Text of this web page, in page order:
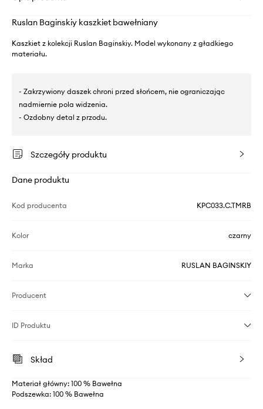
Ruslan Baginskiy kaszkiet bawełniany
Kaszkiet z kolekcji Ruslan Baginskiy. Model wykonany z gładkiego
materiału.
- Zakrzywiony daszek chroni przed słońcem, nie ograniczając
nadmiernie pola widzenia.
- Ozdobny detal z przodu.
Szczegóły produktu
Dane produktu
Kod producenta KPC033.C.TMRB
Kolor czarny
Marka RUSLAN BAGINSKIY
Producent
ID Produktu
Skład
Materiał główny: 100 % Bawełna
Podszewka: 100 % Bawełna